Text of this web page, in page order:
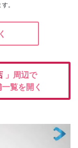
。
」周辺で
覧を開く